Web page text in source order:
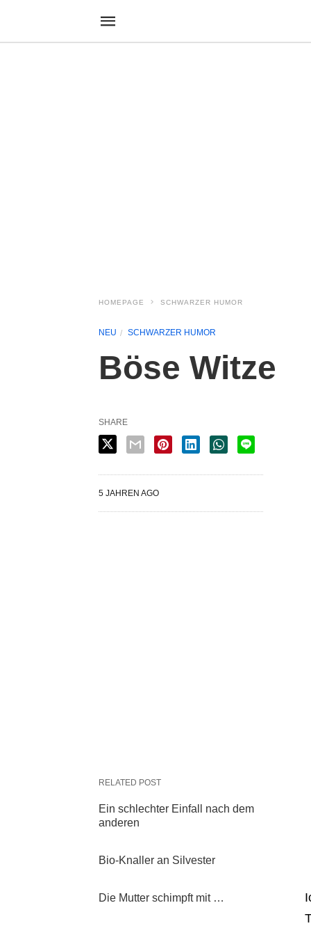
HOMEPAGE SCHWARZER HUMOR
NEU SCHWARZER HUMOR
Böse Witze
SHARE
5 JAHREN AGO
RELATED POST
Ein schlechter Einfall nach dem
anderen
Bio-Knaller an Silvester
Die Mutter schimpft mit …